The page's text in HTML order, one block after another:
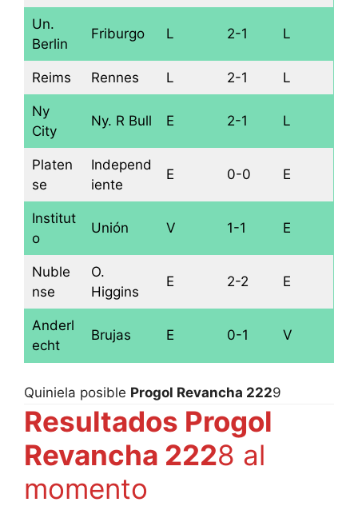
Un.
Berlin
Friburgo L 2-1 L
Reims Rennes L 2-1 L
Ny
City
Ny. R Bull E 2-1 L
Platen
se
Independ
iente
E 0-0 E
Institut
o
Unión V 1-1 E
Nuble
nse
O.
Higgins
E 2-2 E
Anderl
echt
Brujas E 0-1 V
Quiniela posible Progol Revancha 2229
Resultados Progol
Revancha 2228 al
momento